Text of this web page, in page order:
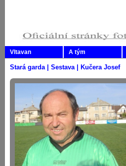
Vltavan A tým
Stará garda | Sestava | Kučera Josef